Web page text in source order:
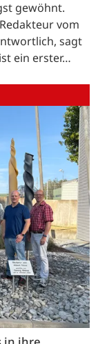
gewöhnt.
vom
sagt
ein erster…